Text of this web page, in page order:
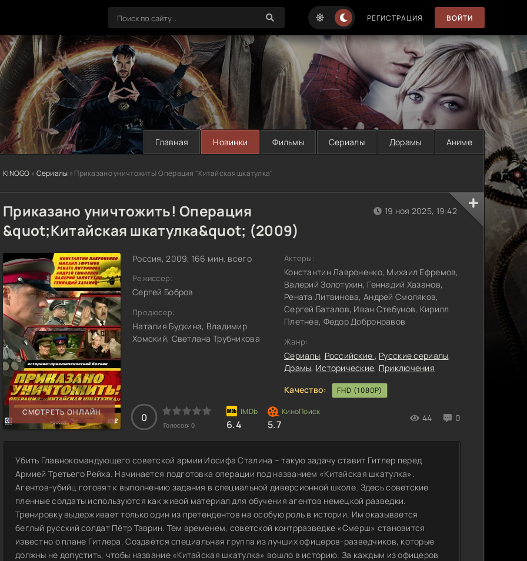
РЕГИСТРАЦИЯ ВОЙТИ
Главная Новинки Фильмы Сериалы Дорамы Аниме
KINOGO » Сериалы » Приказано уничтожить! Операция "Китайская шкатулка"
Приказано уничтожить! Операция
&quot;Китайская шкатулка&quot; (2009)
СМОТРЕТЬ ОНЛАЙН
Россия, 2009, 166 мин. всего
Режиссер:
Сергей Бобров
Продюсер:
Наталия Будкина, Владимир
Хомский, Светлана Трубникова
0
Голосов: 0 6.4 5.7
44 0
19 ноя 2025, 19:42
Актеры:
Константин Лавроненко, Михаил Ефремов,
Валерий Золотухин, Геннадий Хазанов,
Рената Литвинова, Андрей Смоляков,
Сергей Баталов, Иван Стебунов, Кирилл
Плетнёв, Федор Добронравов
Жанр:
Сериалы, Российские , Русские сериалы,
Драмы, Исторические, Приключения
Качество:
FHD (1080P)
Убить Главнокомандующего советской армии Иосифа Сталина – такую задачу ставит Гитлер перед
Армией Третьего Рейха. Начинается подготовка операции под названием «Китайская шкатулка».
Агентов-убийц готовят к выполнению задания в специальной диверсионной школе. Здесь советские
пленные солдаты используются как живой материал для обучения агентов немецкой разведки.
Тренировку выдерживает только один из претендентов на особую роль в истории. Им оказывается
беглый русский солдат Пётр Таврин. Тем временем, советской контрразведке «Смерш» становится
известно о плане Гитлера. Создаётся специальная группа из лучших офицеров-разведчиков, которые
должны не допустить, чтобы название «Китайская шкатулка» вошло в историю. За каждым из офицеров